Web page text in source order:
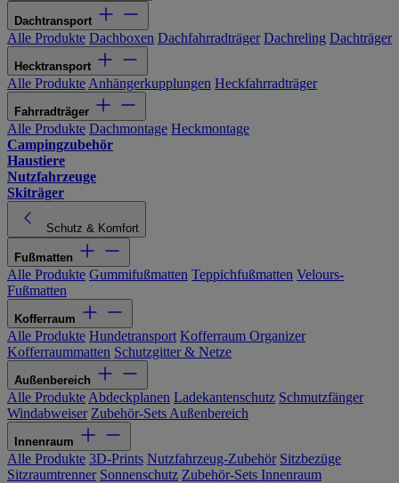
Dachtransport
Alle Produkte Dachboxen Dachfahrradträger Dachreling Dachträger
Hecktransport
Alle Produkte Anhängerkupplungen Heckfahrradträger
Fahrradträger
Alle Produkte Dachmontage Heckmontage
Campingzubehör
Haustiere
Nutzfahrzeuge
Skiträger
Schutz & Komfort
Fußmatten
Alle Produkte Gummifußmatten Teppichfußmatten Velours-
Fußmatten
Kofferraum
Alle Produkte Hundetransport Kofferraum Organizer
Kofferraummatten Schutzgitter & Netze
Außenbereich
Alle Produkte Abdeckplanen Ladekantenschutz Schmutzfänger
Windabweiser Zubehör-Sets Außenbereich
Innenraum
Alle Produkte 3D-Prints Nutzfahrzeug-Zubehör Sitzbezüge
Sitzraumtrenner Sonnenschutz Zubehör-Sets Innenraum